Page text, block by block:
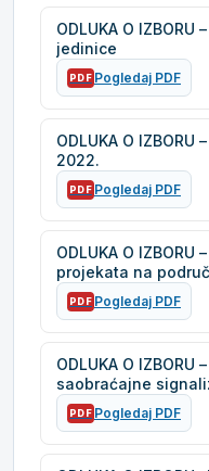
ODLUKA O
jedinice
PDF Pogledaj PDF
ODLUKA O
2022.
PDF Pogledaj PDF
ODLUKA O
projekata na
PDF Pogledaj PDF
ODLUKA O
saobraćajne
PDF Pogledaj PDF